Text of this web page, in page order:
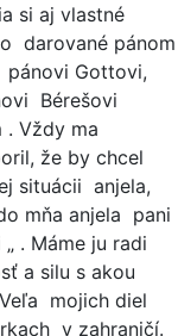
si aj vlastné
darované pánom
Gottovi,
Bérešovi
. Vždy ma
že by chcel
situácii anjela,
mňa anjela pani
. Máme ju radi
a silu s akou
mojich diel
v zahraničí.